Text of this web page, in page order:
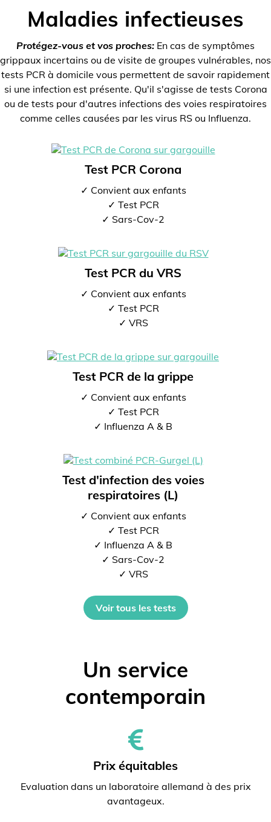
Maladies infectieuses
Protégez-vous et vos proches: En cas de symptômes
grippaux incertains ou de visite de groupes vulnérables, nos
tests PCR à domicile vous permettent de savoir rapidement
si une infection est présente. Qu'il s'agisse de tests Corona
ou de tests pour d'autres infections des voies respiratoires
comme celles causées par les virus RS ou Influenza.
Test PCR Corona
✓ Convient aux enfants
✓ Test PCR
✓ Sars-Cov-2
Test PCR du VRS
✓ Convient aux enfants
✓ Test PCR
✓ VRS
Test PCR de la grippe
✓ Convient aux enfants
✓ Test PCR
✓ Influenza A & B
Test d'infection des voies
respiratoires (L)
✓ Convient aux enfants
✓ Test PCR
✓ Influenza A & B
✓ Sars-Cov-2
✓ VRS
Voir tous les tests
Un service
contemporain
Prix ​​équitables
Evaluation dans un laboratoire allemand à des prix
avantageux.